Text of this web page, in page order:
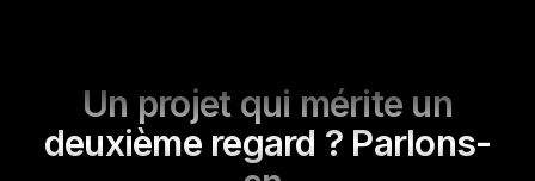
Un projet qui mérite un
deuxième regard ? Parlons-